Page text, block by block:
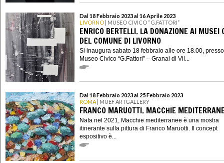
Dal 18 Febbraio 2023 al 16 Aprile 2023
LIVORNO | MUSEO CIVICO “G.FATTORI”
ENRICO BERTELLI. LA DONAZIONE AI MUSEI
DEL COMUNE DI LIVORNO
Si inaugura sabato 18 febbraio alle ore 18.00,
Museo Civico “G.Fattori” – Granai di Vil...
Dal 18 Febbraio 2023 al 25 Febbraio 2023
ROMA | MUEF ARTGALLERY
FRANCO MARUOTTI. MACCHIE
Nata nel 2021, Macchie mediterranee è una mostra
itinerante sulla pittura di Franco Maruotti. Il concept
espositivo è...